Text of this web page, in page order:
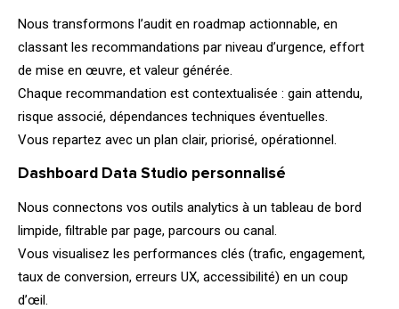
Nous transformons l’audit en roadmap actionnable, en
classant les recommandations par niveau d’urgence, effort
de mise en œuvre, et valeur générée.
Chaque recommandation est contextualisée : gain attendu,
risque associé, dépendances techniques éventuelles.
Vous repartez avec un plan clair, priorisé, opérationnel.
Dashboard Data Studio personnalisé
Nous connectons vos outils analytics à un tableau de bord
limpide, filtrable par page, parcours ou canal.
Vous visualisez les performances clés (trafic, engagement,
taux de conversion, erreurs UX, accessibilité) en un coup
d’œil.